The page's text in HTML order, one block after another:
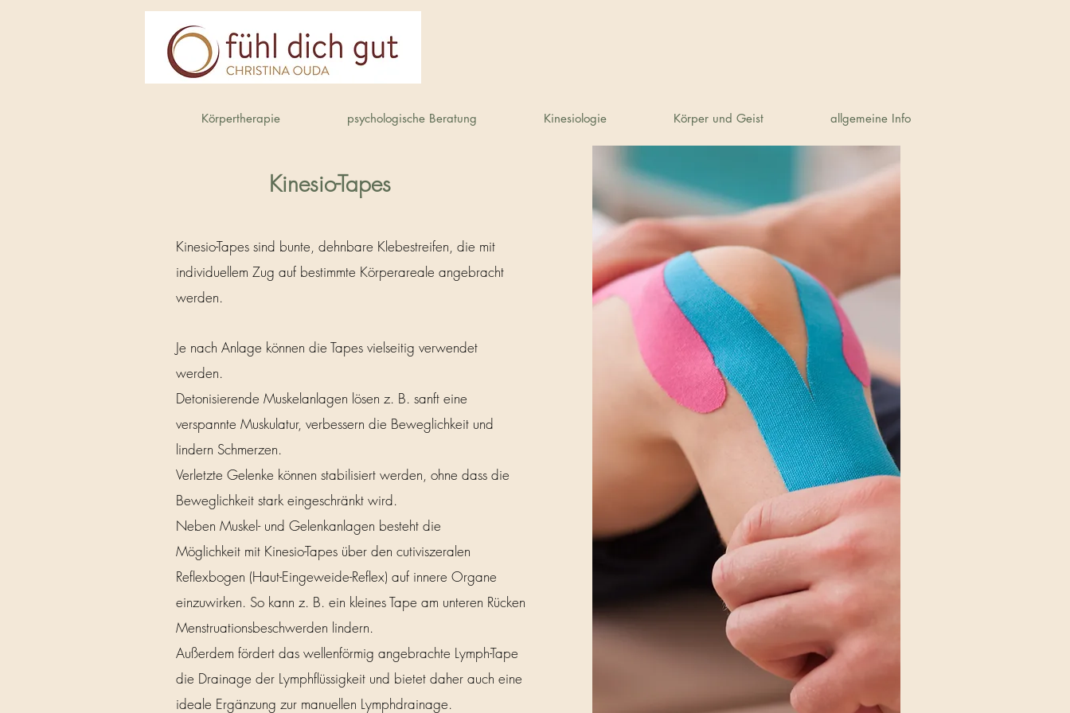
Körpertherapie psychologische Beratung Kinesiologie Körper und Geist allgemeine Info
Kinesio-Tapes
Kinesio-Tapes sind bunte, dehnbare Klebestreifen, die mit
individuellem Zug auf bestimmte Körperareale angebracht
werden.
Je nach Anlage können die Tapes vielseitig verwendet
werden.
Detonisierende Muskelanlagen lösen z. B. sanft eine
verspannte Muskulatur, verbessern die Beweglichkeit und
lindern Schmerzen.
Verletzte Gelenke können stabilisiert werden, ohne dass die
Beweglichkeit stark eingeschränkt wird.
Neben Muskel- und Gelenkanlagen besteht die
Möglichkeit mit Kinesio-Tapes über den cutiviszeralen
Reflexbogen (Haut-Eingeweide-Reflex) auf innere Organe
einzuwirken. So kann z. B. ein kleines Tape am unteren Rücken
Menstruationsbeschwerden lindern.
Außerdem fördert das wellenförmig angebrachte Lymph-Tape
die Drainage der Lymphflüssigkeit und bietet daher auch eine
ideale Ergänzung zur manuellen Lymphdrainage.